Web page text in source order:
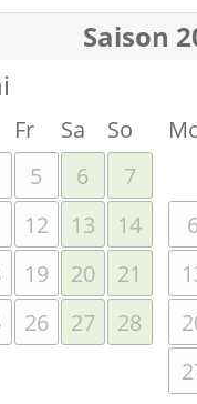
Saison
Fr Sa
So
5 6
7
12 13
14
19 20
21
26 27
28